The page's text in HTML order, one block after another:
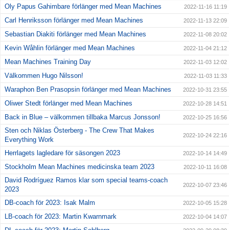
Oly Papus Gahimbare förlänger med Mean Machines 2022-11-16 11:19
Carl Henriksson förlänger med Mean Machines 2022-11-13 22:09
Sebastian Diakiti förlänger med Mean Machines 2022-11-08 20:02
Kevin Wåhlin förlänger med Mean Machines 2022-11-04 21:12
Mean Machines Training Day 2022-11-03 12:02
Välkommen Hugo Nilsson! 2022-11-03 11:33
Waraphon Ben Prasopsin förlänger med Mean Machines 2022-10-31 23:55
Oliwer Stedt förlänger med Mean Machines 2022-10-28 14:51
Back in Blue – välkommen tillbaka Marcus Jonsson! 2022-10-25 16:56
Sten och Niklas Österberg - The Crew That Makes
Everything Work
2022-10-24 22:16
Herrlagets lagledare för säsongen 2023 2022-10-14 14:49
Stockholm Mean Machines medicinska team 2023 2022-10-11 16:08
David Rodríguez Ramos klar som special teams-coach
2023
2022-10-07 23:46
DB-coach för 2023: Isak Malm 2022-10-05 15:28
LB-coach för 2023: Martin Kwarnmark 2022-10-04 14:07